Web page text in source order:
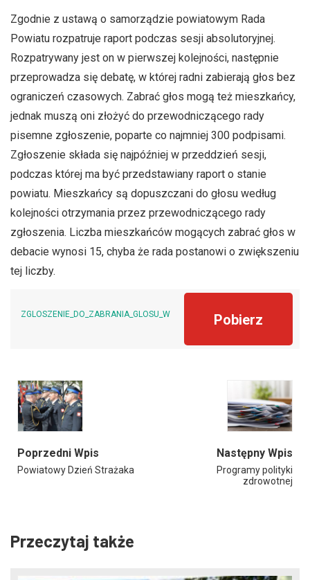
Zgodnie z ustawą o samorządzie powiatowym Rada
Powiatu rozpatruje raport podczas sesji absolutoryjnej.
Rozpatrywany jest on w pierwszej kolejności, następnie
przeprowadza się debatę, w której radni zabierają głos bez
ograniczeń czasowych. Zabrać głos mogą też mieszkańcy,
jednak muszą oni złożyć do przewodniczącego rady
pisemne zgłoszenie, poparte co najmniej 300 podpisami.
Zgłoszenie składa się najpóźniej w przeddzień sesji,
podczas której ma być przedstawiany raport o stanie
powiatu. Mieszkańcy są dopuszczani do głosu według
kolejności otrzymania przez przewodniczącego rady
zgłoszenia. Liczba mieszkańców mogących zabrać głos w
debacie wynosi 15, chyba że rada postanowi o zwiększeniu
tej liczby.
ZGLOSZENIE_DO_ZABRANIA_GLOSU_W_DEBACIE Pobierz
Poprzedni Wpis
Powiatowy Dzień Strażaka
Następny Wpis
Programy polityki
zdrowotnej
Przeczytaj także